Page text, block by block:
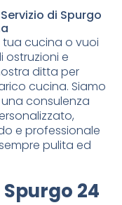
di Spurgo
tua cucina o vuoi
ostruzioni e
ditta per
cucina. Siamo
consulenza
e professionale
pulita ed
24